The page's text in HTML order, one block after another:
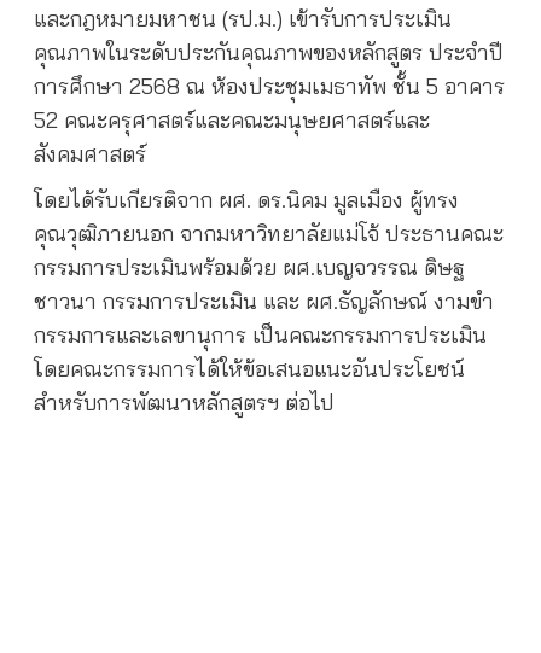
และกฎหมายมหาชน (รป.ม.) เข้ารับการประเมิน
คุณภาพในระดับประกันคุณภาพของหลักสูตร ประจำปี
การศึกษา 2568 ณ ห้องประชุมเมธาทัพ ชั้น 5 อาคาร
52 คณะครุศาสตร์และคณะมนุษยศาสตร์และ
สังคมศาสตร์
โดยได้รับเกียรติจาก ผศ. ดร.นิคม มูลเมือง ผู้ทรง
คุณวุฒิภายนอก จากมหาวิทยาลัยแม่โจ้ ประธานคณะ
กรรมการประเมินพร้อมด้วย ผศ.เบญจวรรณ ดิษฐ
ชาวนา กรรมการประเมิน และ ผศ.ธัญลักษณ์ งามขำ
กรรมการและเลขานุการ เป็นคณะกรรมการประเมิน
โดยคณะกรรมการได้ให้ข้อเสนอแนะอันประโยชน์
สำหรับการพัฒนาหลักสูตรฯ ต่อไป